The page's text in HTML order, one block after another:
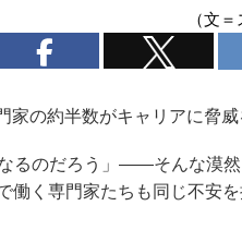
（文
家の約半数がキャリアに脅
るのだろう」——そんな漠
働く専門家たちも同じ不安